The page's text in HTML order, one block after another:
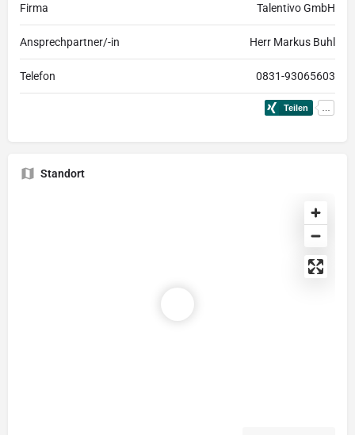
Firma Talentivo GmbH
Ansprechpartner/-in Herr Markus Buhl
Telefon 0831-93065603
Standort